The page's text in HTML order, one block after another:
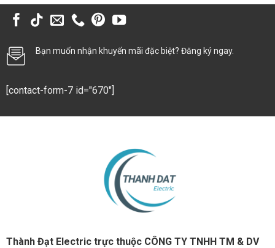
Bạn muốn nhận khuyến mãi đặc biệt? Đăng ký ngay.
[contact-form-7 id="670"]
Thành Đạt Electric trực thuộc CÔNG TY TNHH TM & DV